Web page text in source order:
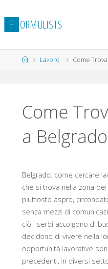
al
contenuto
F ORMULISTS
HomeLavoro Come
Come
a Belgrado
Belgrado: come cercare
che si trova nella zona
piuttosto aspro,
senza mezzi di
ciò i serbi accolgono di
decidono di vivere nella
opportunità lavorative
precedenti, in diversi